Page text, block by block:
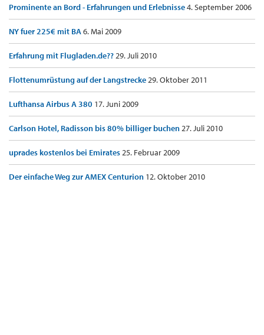
Prominente an Bord - Erfahrungen und Erlebnisse4. September 2006
NY fuer 225€ mit BA6. Mai 2009
Erfahrung mit Flugladen.de??29. Juli 2010
Flottenumrüstung auf der Langstrecke29. Oktober 2011
Lufthansa Airbus A 380 17. Juni 2009
Carlson Hotel, Radisson bis 80% billiger buchen27. Juli 2010
uprades kostenlos bei Emirates25. Februar 2009
Der einfache Weg zur AMEX Centurion 12. Oktober 2010